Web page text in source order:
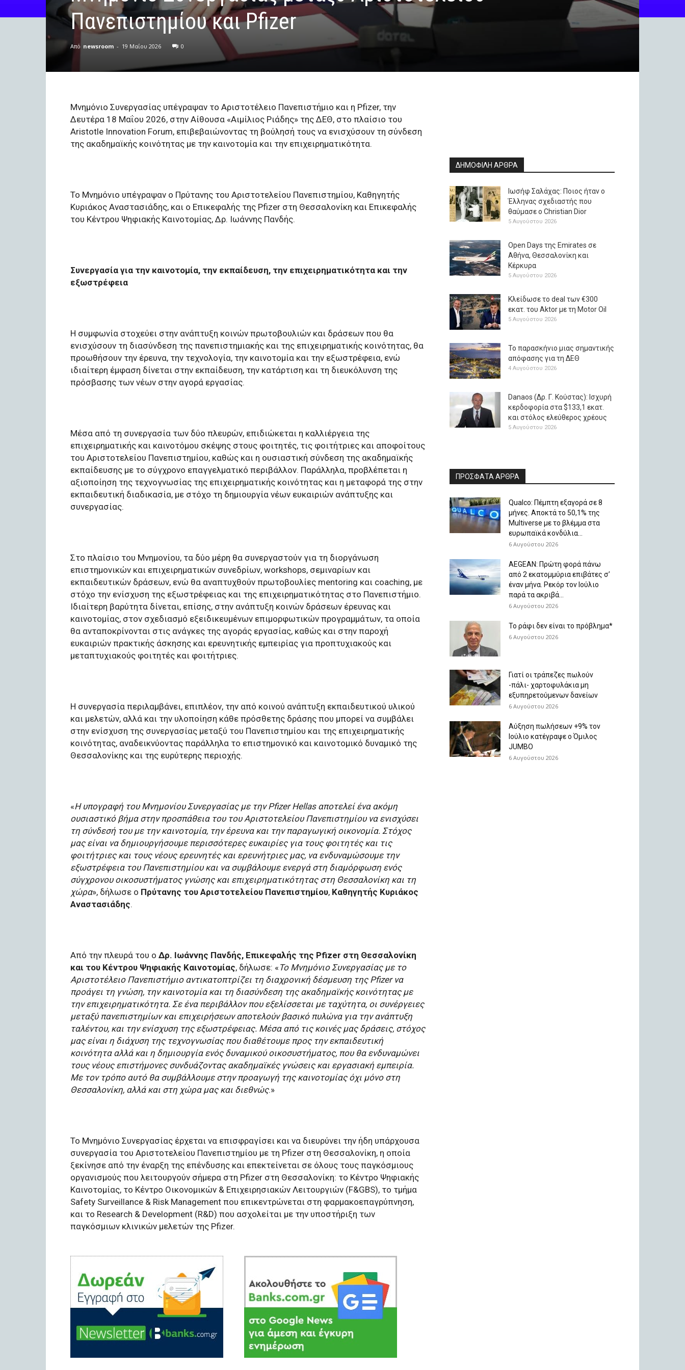
Πανεπιστημίου και Pfizer
Από newsroom - 19 Μαΐου 2026 0
Μνημόνιο Συνεργασίας υπέγραψαν το Αριστοτέλειο Πανεπιστήμιο και η Pfizer, την
Δευτέρα 18 Μαΐου 2026, στην Αίθουσα «Αιμίλιος Ριάδης» της ΔΕΘ, στο πλαίσιο του
Aristotle Innovation Forum, επιβεβαιώνοντας τη βούλησή τους να ενισχύσουν τη σύνδεση
της ακαδημαϊκής κοινότητας με την καινοτομία και την επιχειρηματικότητα.
Το Μνημόνιο υπέγραψαν ο Πρύτανης του Αριστοτελείου Πανεπιστημίου, Καθηγητής
Κυριάκος Αναστασιάδης, και ο Επικεφαλής της Pfizer στη Θεσσαλονίκη και Επικεφαλής
του Κέντρου Ψηφιακής Καινοτομίας, Δρ. Ιωάννης Πανδής.
Συνεργασία για την καινοτομία, την εκπαίδευση, την επιχειρηματικότητα και την
εξωστρέφεια
Η συμφωνία στοχεύει στην ανάπτυξη κοινών πρωτοβουλιών και δράσεων που θα
ενισχύσουν τη διασύνδεση της πανεπιστημιακής και της επιχειρηματικής κοινότητας, θα
προωθήσουν την έρευνα, την τεχνολογία, την καινοτομία και την εξωστρέφεια, ενώ
ιδιαίτερη έμφαση δίνεται στην εκπαίδευση, την κατάρτιση και τη διευκόλυνση της
πρόσβασης των νέων στην αγορά εργασίας.
Μέσα από τη συνεργασία των δύο πλευρών, επιδιώκεται η καλλιέργεια της
επιχειρηματικής και καινοτόμου σκέψης στους φοιτητές, τις φοιτήτριες και αποφοίτους
του Αριστοτελείου Πανεπιστημίου, καθώς και η ουσιαστική σύνδεση της ακαδημαϊκής
εκπαίδευσης με το σύγχρονο επαγγελματικό περιβάλλον. Παράλληλα, προβλέπεται η
αξιοποίηση της τεχνογνωσίας της επιχειρηματικής κοινότητας και η μεταφορά της στην
εκπαιδευτική διαδικασία, με στόχο τη δημιουργία νέων ευκαιριών ανάπτυξης και
συνεργασίας.
Στο πλαίσιο του Μνημονίου, τα δύο μέρη θα συνεργαστούν για τη διοργάνωση
επιστημονικών και επιχειρηματικών συνεδρίων, workshops, σεμιναρίων και
εκπαιδευτικών δράσεων, ενώ θα αναπτυχθούν πρωτοβουλίες mentoring και coaching, με
στόχο την ενίσχυση της εξωστρέφειας και της επιχειρηματικότητας στο Πανεπιστήμιο.
Ιδιαίτερη βαρύτητα δίνεται, επίσης, στην ανάπτυξη κοινών δράσεων έρευνας και
καινοτομίας, στον σχεδιασμό εξειδικευμένων επιμορφωτικών προγραμμάτων, τα οποία
θα ανταποκρίνονται στις ανάγκες της αγοράς εργασίας, καθώς και στην παροχή
ευκαιριών πρακτικής άσκησης και ερευνητικής εμπειρίας για προπτυχιακούς και
μεταπτυχιακούς φοιτητές και φοιτήτριες.
Η συνεργασία περιλαμβάνει, επιπλέον, την από κοινού ανάπτυξη εκπαιδευτικού υλικού
και μελετών, αλλά και την υλοποίηση κάθε πρόσθετης δράσης που μπορεί να συμβάλει
στην ενίσχυση της συνεργασίας μεταξύ του Πανεπιστημίου και της επιχειρηματικής
κοινότητας, αναδεικνύοντας παράλληλα το επιστημονικό και καινοτομικό δυναμικό της
Θεσσαλονίκης και της ευρύτερης περιοχής.
«Η υπογραφή του Μνημονίου Συνεργασίας με την Pfizer Hellas αποτελεί ένα ακόμη
ουσιαστικό βήμα στην προσπάθεια του του Αριστοτελείου Πανεπιστημίου να ενισχύσει
τη σύνδεσή του με την καινοτομία, την έρευνα και την παραγωγική οικονομία. Στόχος
μας είναι να δημιουργήσουμε περισσότερες ευκαιρίες για τους φοιτητές και τις
φοιτήτριες και τους νέους ερευνητές και ερευνήτριες μας, να ενδυναμώσουμε την
εξωστρέφεια του Πανεπιστημίου και να συμβάλουμε ενεργά στη διαμόρφωση ενός
σύγχρονου οικοσυστήματος γνώσης και επιχειρηματικότητας στη Θεσσαλονίκη και τη
χώρα», δήλωσε ο Πρύτανης του Αριστοτελείου Πανεπιστημίου, Καθηγητής Κυριάκος
Αναστασιάδης.
Από την πλευρά του ο Δρ. Ιωάννης Πανδής, Επικεφαλής της Pfizer στη Θεσσαλονίκη
και του Κέντρου Ψηφιακής Καινοτομίας, δήλωσε: « Το Μνημόνιο Συνεργασίας με το
Αριστοτέλειο Πανεπιστήμιο αντικατοπτρίζει τη διαχρονική δέσμευση της Pfizer να
προάγει τη γνώση, την καινοτομία και τη διασύνδεση της ακαδημαϊκής κοινότητας με
την επιχειρηματικότητα. Σε ένα περιβάλλον που εξελίσσεται με ταχύτητα, οι συνέργειες
μεταξύ πανεπιστημίων και επιχειρήσεων αποτελούν βασικό πυλώνα για την ανάπτυξη
ταλέντου, και την ενίσχυση της εξωστρέφειας. Μέσα από τις κοινές μας δράσεις, στόχος
μας είναι η διάχυση της τεχνογνωσίας που διαθέτουμε προς την εκπαιδευτική
κοινότητα αλλά και η δημιουργία ενός δυναμικού οικοσυστήματος, που θα ενδυναμώνει
τους νέους επιστήμονες συνδυάζοντας ακαδημαϊκές γνώσεις και εργασιακή εμπειρία.
Με τον τρόπο αυτό θα συμβάλλουμε στην προαγωγή της καινοτομίας όχι μόνο στη
Θεσσαλονίκη, αλλά και στη χώρα μας και διεθνώς.»
Το Μνημόνιο Συνεργασίας έρχεται να επισφραγίσει και να διευρύνει την ήδη υπάρχουσα
συνεργασία του Αριστοτελείου Πανεπιστημίου με τη Pfizer στη Θεσσαλονίκη, η οποία
ξεκίνησε από την έναρξη της επένδυσης και επεκτείνεται σε όλους τους παγκόσμιους
οργανισμούς που λειτουργούν σήμερα στη Pfizer στη Θεσσαλονίκη: το Κέντρο Ψηφιακής
Καινοτομίας, το Κέντρο Οικονομικών & Επιχειρησιακών Λειτουργιών (F&GBS), το τμήμα
Safety Surveillance & Risk Management που επικεντρώνεται στη φαρμακοεπαγρύπνηση,
και το Research & Development (R&D) που ασχολείται με την υποστήριξη των
παγκόσμιων κλινικών μελετών της Pfizer.
ΔΗΜΟΦΙΛΗ ΑΡΘΡΑ
Ιωσήφ Σαλάχας: Ποιος ήταν ο
Έλληνας σχεδιαστής που
θαύμασε ο Christian Dior
5 Αυγούστου 2026
Open Days της Emirates σε
Αθήνα, Θεσσαλονίκη και
Κέρκυρα
5 Αυγούστου 2026
Κλείδωσε το deal των €300
εκατ. του Aktor με τη Μotor Oil
5 Αυγούστου 2026
Το παρασκήνιο μιας σημαντικής
απόφασης για τη ΔΕΘ
4 Αυγούστου 2026
Danaos (Δρ. Γ. Κούστας): Ισχυρή
κερδοφορία στα $133,1 εκατ.
και στόλος ελεύθερος χρέους
5 Αυγούστου 2026
ΠΡΟΣΦΑΤΑ ΑΡΘΡΑ
Qualco: Πέμπτη εξαγορά σε 8
μήνες. Aποκτά το 50,1% της
Multiverse με το βλέμμα στα
ευρωπαϊκά κονδύλια...
6 Αυγούστου 2026
AEGEAN: Πρώτη φορά πάνω
από 2 εκατομμύρια επιβάτες σ’
έναν μήνα. Ρεκόρ τον Ιούλιο
παρά τα ακριβά...
6 Αυγούστου 2026
Το ράφι δεν είναι το πρόβλημα*
6 Αυγούστου 2026
Γιατί οι τράπεζες πωλούν
-πάλι- χαρτοφυλάκια μη
εξυπηρετούμενων δανείων
6 Αυγούστου 2026
Aύξηση πωλήσεων +9% τον
Ιούλιο κατέγραψε ο Όμιλος
JUMBO
6 Αυγούστου 2026